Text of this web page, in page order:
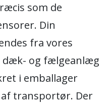
som de
Din
fra vores
dæk- og fælgeanlæg
i emballager
transportør. Der